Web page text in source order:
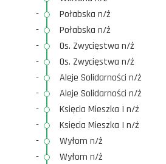
-
Połabska n/ż
-
Połabska n/ż
-
Os. Zwycięstwa n/ż
-
Os. Zwycięstwa n/ż
-
Aleje Solidarności n/ż
-
Aleje Solidarności n/ż
-
Księcia Mieszka I n/ż
-
Księcia Mieszka I n/ż
-
Wyłom n/ż
-
Wyłom n/ż